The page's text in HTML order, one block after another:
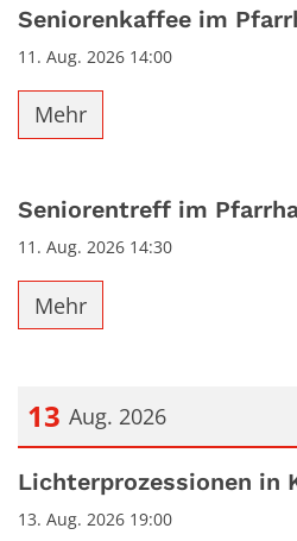
Seniorenkaffee im
11. Aug. 2026 14:00
Mehr
Seniorentreff im
11. Aug. 2026 14:30
Mehr
13 Aug. 2026
Datum: 13. August 2026
Lichterprozessionen in
13. Aug. 2026 19:00